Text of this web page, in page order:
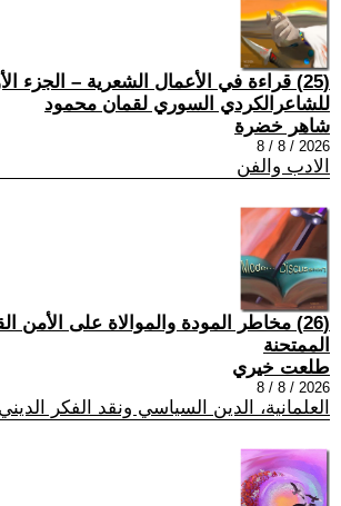
(25) قراءة في الأعمال الشعرية – الجزء
للشاعرالكردي السوري لقمان محمود
شاهر خضرة
2026 / 8 / 8
الادب والفن
(26) مخاطر المودة والموالاة على الأمن
الممتحنة
طلعت خيري
2026 / 8 / 8
العلمانية، الدين السياسي ونقد الفكر الديني